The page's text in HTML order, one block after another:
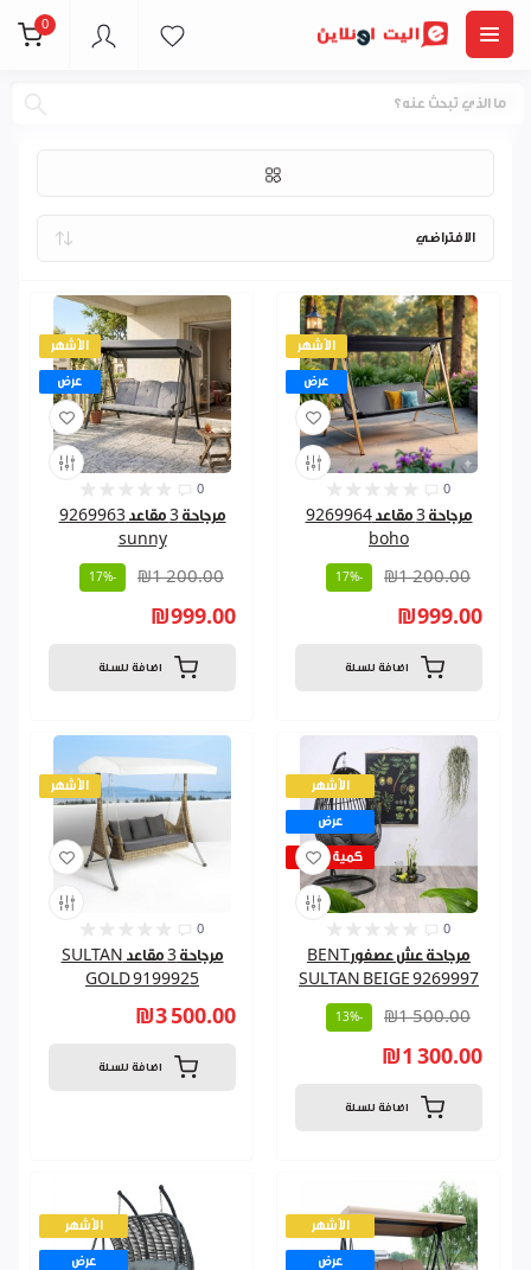
0
مراجيح
الأشهر
عرض
0
مرجاحة 3 مقاعد 9269963
sunny
₪1 200.00
-17%
₪999.00
اضافة للسلة
الأشهر
عرض
0
مرجاحة 3 مقاعد 9269964
boho
₪1 200.00
-17%
₪999.00
اضافة للسلة
الأشهر
0
مرجاحة 3 مقاعد SULTAN
GOLD 9199925
₪3 500.00
اضافة للسلة
الأشهر
عرض
كمية قليلة
0
مرجاحة عش عصفورBENT
SULTAN BEIGE 9269997
₪1 500.00
-13%
₪1 300.00
اضافة للسلة
الأشهر
عرض
الأشهر
عرض